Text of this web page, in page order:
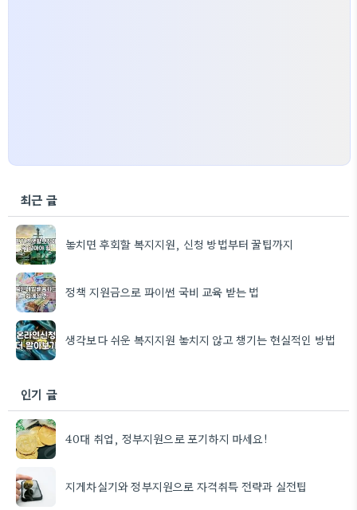
최근 글
놓치면 후회할 복지지원, 신청 방법부터 꿀팁까지
정책 지원금으로 파이썬 국비 교육 받는 법
생각보다 쉬운 복지지원 놓치지 않고 챙기는 현실적인 방법
인기 글
40대 취업, 정부지원으로 포기하지 마세요!
지게차실기와 정부지원으로 자격취득 전략과 실전팁